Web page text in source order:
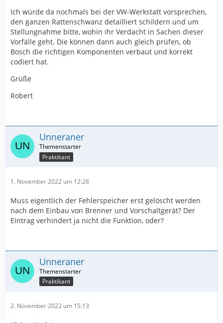
Ich würde da nochmals bei der VW-Werkstatt vorsprechen,
den ganzen Rattenschwanz detailliert schildern und um
Stellungnahme bitte, wohin ihr Verdacht in Sachen dieser
Vorfälle geht. Die können dann auch gleich prüfen, ob
Bosch die richtigen Komponenten verbaut und korrekt
codiert hat.
Grüße
Robert
Unneraner
Praktikant
1. November 2022 um 12:28
Muss eigentlich der Fehlerspeicher erst gelöscht werden
nach dem Einbau von Brenner und Vorschaltgerät? Der
Eintrag verhindert ja nicht die Funktion, oder?
Unneraner
Praktikant
2. November 2022 um 15:13